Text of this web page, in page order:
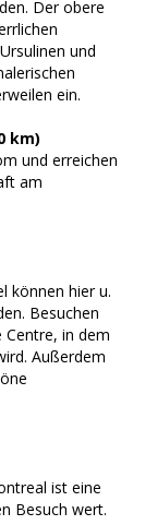
Der obere
und
ein.
km)
und erreichen
am
können hier u.
Besuchen
in dem
Außerdem
ist eine
Besuch wert.